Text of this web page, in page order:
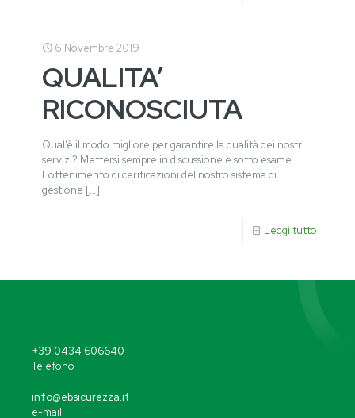
6 Novembre 2019
QUALITA’
RICONOSCIUTA
Qual’è il modo migliore per garantire la qualità dei nostri
servizi? Mettersi sempre in discussione e sotto esame.
L’ottenimento di cerificazioni del nostro sistema di
gestione […]
Leggi tutto
+39 0434 606640
Telefono
info@ebsicurezza.it
e-mail